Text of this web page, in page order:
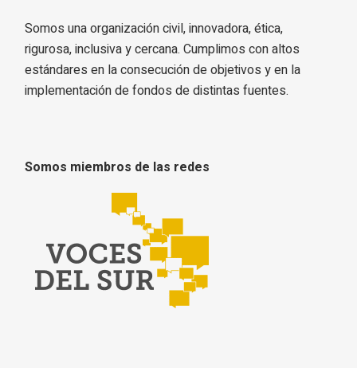
Somos una organización civil, innovadora, ética,
rigurosa, inclusiva y cercana. Cumplimos con altos
estándares en la consecución de objetivos y en la
implementación de fondos de distintas fuentes.
Somos miembros de las redes